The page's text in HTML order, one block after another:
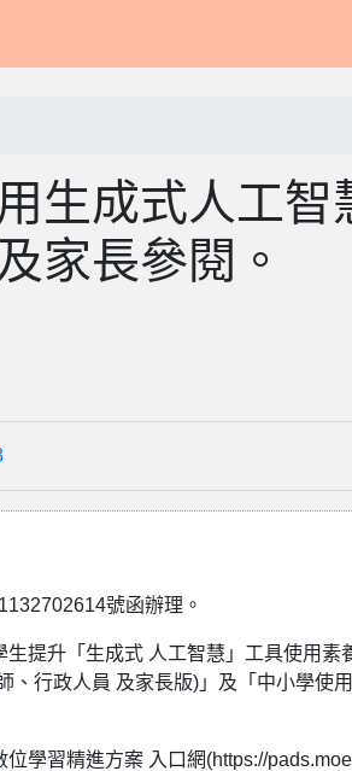
生成式人工智
家長參閱。
號函辦理。
提升「生成式 人工智慧」工具使用素
、行政人員 及家長版)」及「中小學使
學習精進方案 入口網(https://